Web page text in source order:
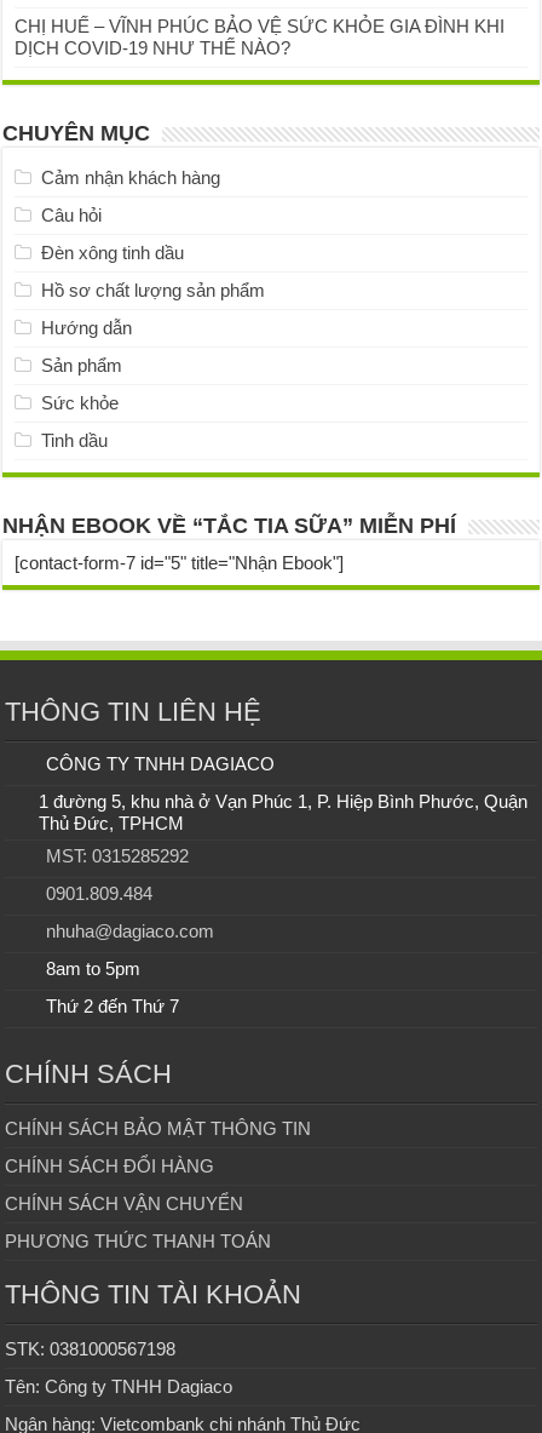
CHỊ HUẾ – VĨNH PHÚC BẢO VỆ SỨC KHỎE GIA ĐÌNH KHI
DỊCH COVID-19 NHƯ THẾ NÀO?
CHUYÊN MỤC
Cảm nhận khách hàng
Câu hỏi
Đèn xông tinh dầu
Hồ sơ chất lượng sản phẩm
Hướng dẫn
Sản phẩm
Sức khỏe
Tinh dầu
NHẬN EBOOK VỀ “TẮC TIA SỮA” MIỄN PHÍ
[contact-form-7 id="5" title="Nhận Ebook"]
THÔNG TIN LIÊN HỆ
CÔNG TY TNHH DAGIACO
1 đường 5, khu nhà ở Vạn Phúc 1, P. Hiệp Bình Phước, Quận
Thủ Đức, TPHCM
MST: 0315285292
0901.809.484
nhuha@dagiaco.com
8am to 5pm
Thứ 2 đến Thứ 7
CHÍNH SÁCH
CHÍNH SÁCH BẢO MẬT THÔNG TIN
CHÍNH SÁCH ĐỔI HÀNG
CHÍNH SÁCH VẬN CHUYỂN
PHƯƠNG THỨC THANH TOÁN
THÔNG TIN TÀI KHOẢN
STK: 0381000567198
Tên: Công ty TNHH Dagiaco
Ngân hàng: Vietcombank chi nhánh Thủ Đức